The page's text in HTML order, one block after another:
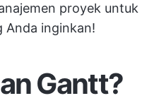
proyek untuk
Anda inginkan!
Gantt?